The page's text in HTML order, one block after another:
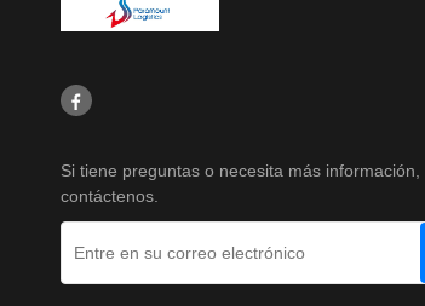
Si tiene preguntas o necesita más
contáctenos.